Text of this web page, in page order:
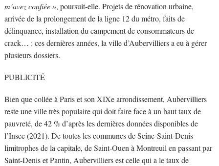
m’avez confiée », poursuit-elle. Projets de rénovation urbaine,
arrivée de la prolongement de la ligne 12 du métro, faits de
délinquance, installation du campement de consommateurs de
crack… : ces dernières années, la ville d’Aubervilliers a eu à gérer
plusieurs dossiers.
PUBLICITÉ
Bien que collée à Paris et son XIXe arrondissement, Aubervilliers
reste une ville très populaire qui doit faire face à un haut taux de
pauvreté, de 42 % d’après les dernières données disponibles de
l’Insee (2021). De toutes les communes de Seine-Saint-Denis
limitrophes de la capitale, de Saint-Ouen à Montreuil en passant par
Saint-Denis et Pantin, Aubervilliers est celle qui a le taux de